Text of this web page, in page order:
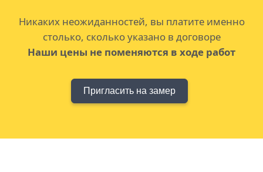
Никаких неожиданностей, вы платите именно
столько, сколько указано в договоре
Наши цены не поменяются в ходе работ
Пригласить на замер